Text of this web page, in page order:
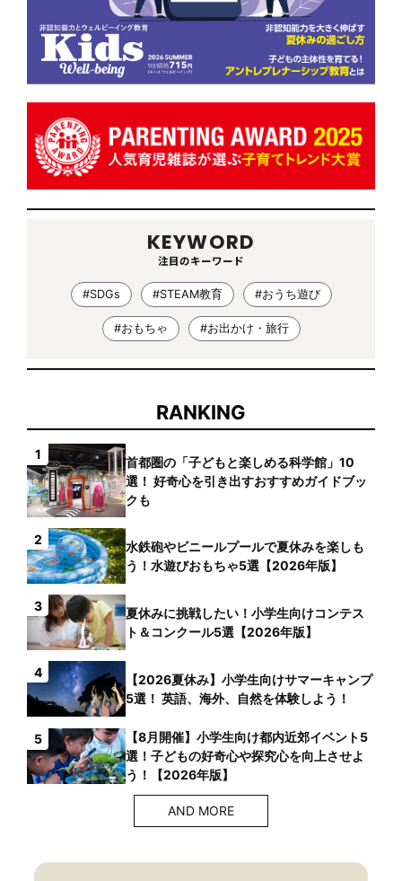
KEYWORD
注目のキーワード
#SDGs #STEAM教育 #おうち遊び
#おもちゃ #お出かけ・旅行
RANKING
1
首都圏の「子どもと楽しめる科学館」10
選！ 好奇心を引き出すおすすめガイドブッ
クも
2
水鉄砲やビニールプールで夏休みを楽しも
う！水遊びおもちゃ5選【2026年版】
3
夏休みに挑戦したい！小学生向けコンテス
ト＆コンクール5選【2026年版】
4
【2026夏休み】小学生向けサマーキャンプ
5選！ 英語、海外、自然を体験しよう！
5
【8月開催】小学生向け都内近郊イベント5
選！子どもの好奇心や探究心を向上させよ
う！【2026年版】
AND MORE